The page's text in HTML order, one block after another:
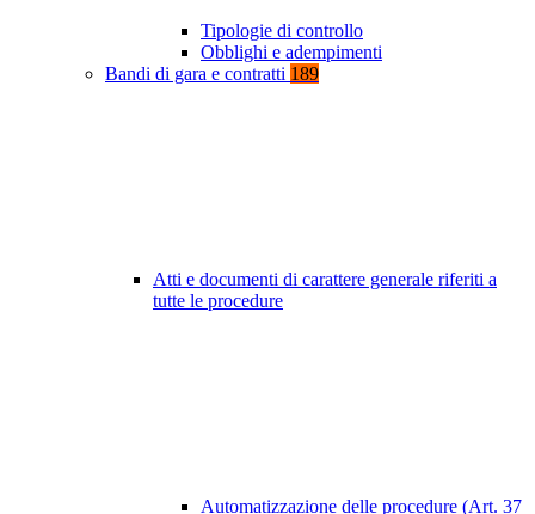
Tipologie di controllo
Obblighi e adempimenti
Bandi di gara e contratti 189
Atti e documenti di carattere generale riferiti a
tutte le procedure
Automatizzazione delle procedure (Art. 37